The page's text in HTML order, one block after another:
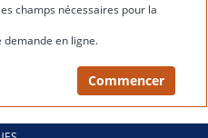
champs nécessaires pour la
demande en ligne.